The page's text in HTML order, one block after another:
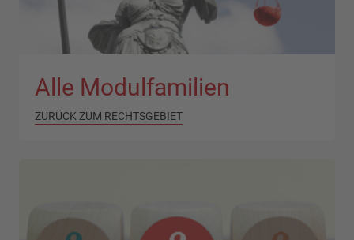
Alle Modulfamilien
ZURÜCK ZUM RECHTSGEBIET